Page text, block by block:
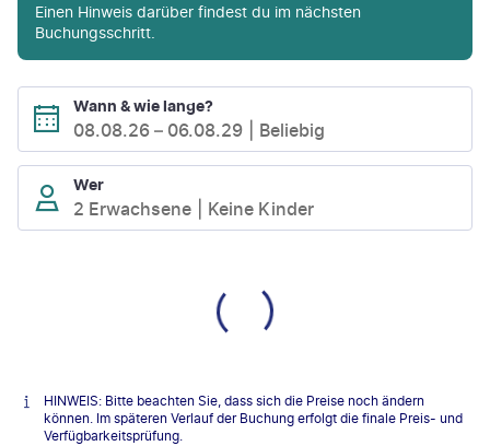
Einen Hinweis darüber findest du im nächsten
Buchungsschritt.
Wann & wie lange?
08.08.26 – 06.08.29 Beliebig
Wer
2 Erwachsene Keine Kinder
HINWEIS: Bitte beachten Sie, dass sich die Preise noch ändern
können. Im späteren Verlauf der Buchung erfolgt die finale Preis- und
Verfügbarkeitsprüfung.